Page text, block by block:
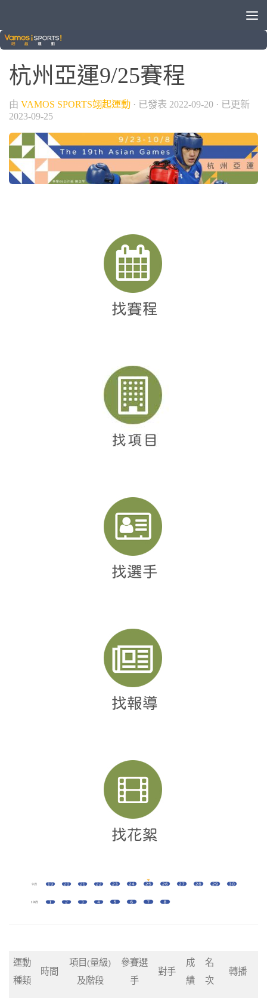
晚安體育新聞
杭州亞運9/25賽程
由 VAMOS SPORTS翊起運動 · 已發表 2022-09-20 · 已更新
2023-09-25
運動
種類
時間
項目(量級)
及階段
參賽選
手
對手
成
績
名
次
轉播